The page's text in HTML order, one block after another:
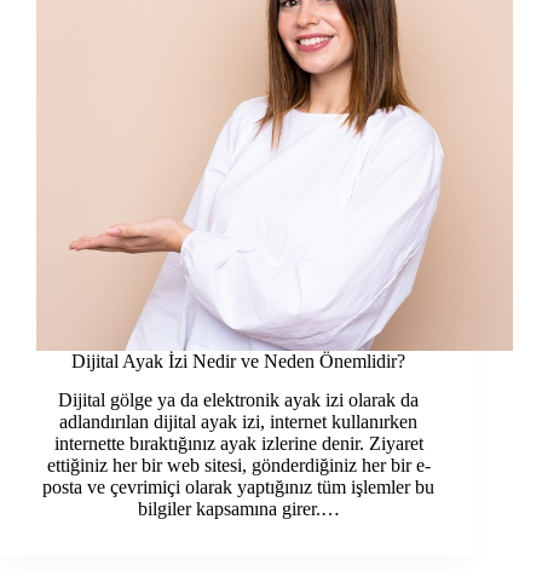
Dijital Ayak İzi Nedir ve Neden Önemlidir?
Dijital gölge ya da elektronik ayak izi olarak da
adlandırılan dijital ayak izi, internet kullanırken
internette bıraktığınız ayak izlerine denir. Ziyaret
ettiğiniz her bir web sitesi, gönderdiğiniz her bir e-
posta ve çevrimiçi olarak yaptığınız tüm işlemler bu
bilgiler kapsamına girer.…